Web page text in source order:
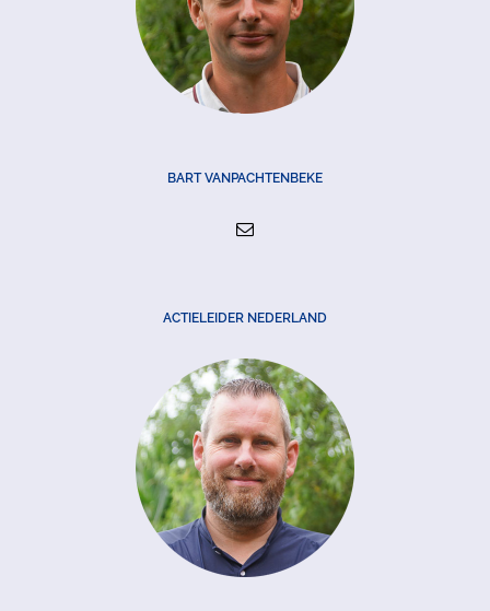
BART VANPACHTENBEKE
ACTIELEIDER NEDERLAND